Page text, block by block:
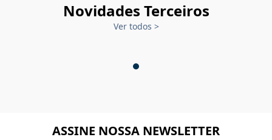
Novidades Terceiros
Ver todos >
ASSINE NOSSA NEWSLETTER